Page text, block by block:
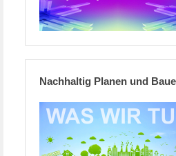
Nachhaltig Planen und